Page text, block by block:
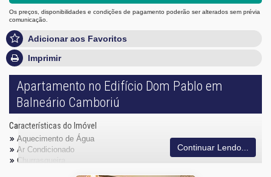
Os preços, disponibilidades e condições de pagamento poderão ser alterados sem prévia
comunicação.
Adicionar aos Favoritos
Imprimir
Apartamento no Edifício Dom Pablo em
Balneário Camboriú
Características do Imóvel
Aquecimento de Água
Ar Condicionado
Churrasqueira
Continuar Lendo...